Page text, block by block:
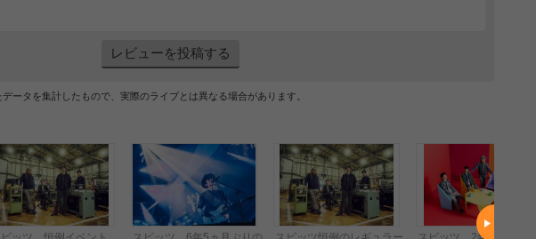
レビューを投稿する
ータを集計したもので、実際のライブとは異なる場合があります。